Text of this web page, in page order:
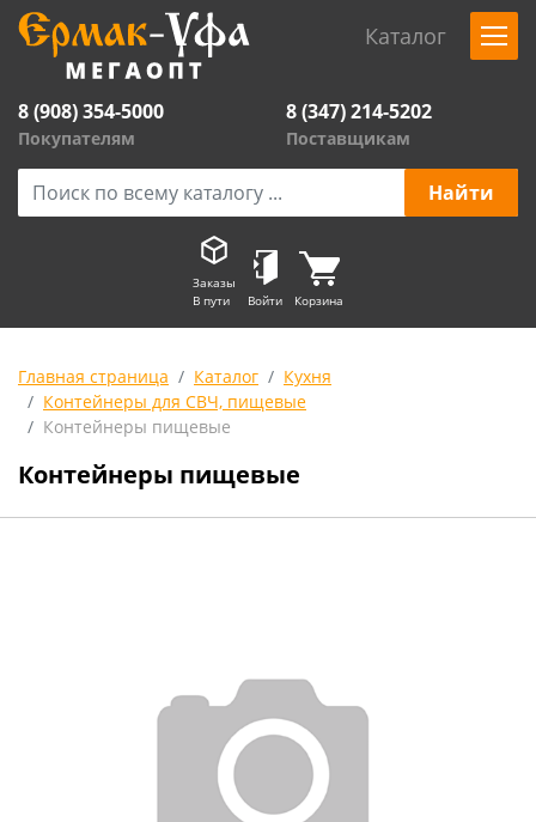
Каталог
8 (908) 354-5000
Покупателям
8 (347) 214-5202
Поставщикам
Заказы
В пути
Войти Корзина
Главная страница Каталог
Кухня
Контейнеры для СВЧ, пищевые
Контейнеры пищевые
Контейнеры пищевые